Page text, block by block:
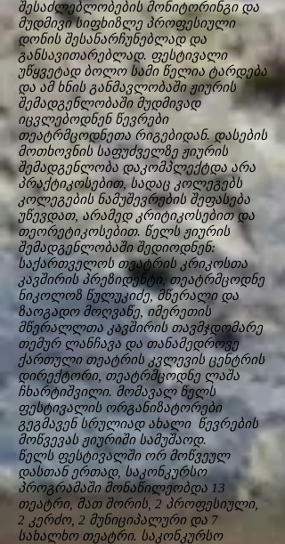
შესაძლებლობების მონიტორინგი და
მუდმივი სიფხიზლე პროფესიული
დონის შესანარჩუნებლად და
განსავითარებლად. ფესტივალი
უწყვეტად ბოლო სამი წელია ტარდება
და ამ ხნის განმავლობაში ჟიურის
შემადგენლობაში მუდმივად
იცვლებოდნენ წევრები
თეატრმცოდნეთა რიგებიდან. დასების
მოთხოვნის საფუძველზე ჟიურის
შემადგენლობა დაკომპლექტდა არა
პრაქტიკოსებით, სადაც კოლეგებს
კოლეგების ნამუშევრების შეფასება
უწევდათ, არამედ კრიტიკოსებით და
თეორეტიკოსებით. წელს ჟიურის
შემადგენლობაში შედიოდნენ:
საქართველოს თეატრის კრიკოსთა
კავშირის პრეზიდენტი, თეატრმცოდნე
ნიკოლოზ წულუკიძე, მწერალი და
ზაოგადო მოღვაწე, იმერეთის
მწერალლთა კავშირის თავმჯდომარე
თემურ ლანჩავა და თანამედროვე
ქართული თეატრის კვლევის ცენტრის
დირექტორი, თეატრმცოდნე ლაშა
ჩხარტიშვილი. მომავალ წელს
ფესტივალის ორგანიზატორები
გეგმავენ სრულიად ახალი წევრების
მოწვევას ჟიურიში სამუშაოდ.
წელს ფესტივალში ორ მოწვეულ
დასთან ერთად, საკონკურსო
პროგრამაში მონაწილეობდა 13
თეატრი, მათ შორის, 2 პროფესიული,
2 კერძო, 2 მუნიციპალური და 7
სახალხო თეატრი. საკონკურსო